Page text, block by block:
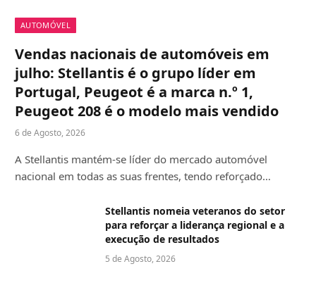
AUTOMÓVEL
Vendas nacionais de automóveis em
julho: Stellantis é o grupo líder em
Portugal, Peugeot é a marca n.º 1,
Peugeot 208 é o modelo mais vendido
6 de Agosto, 2026
A Stellantis mantém-se líder do mercado automóvel
nacional em todas as suas frentes, tendo reforçado…
Stellantis nomeia veteranos do setor
para reforçar a liderança regional e a
execução de resultados
5 de Agosto, 2026